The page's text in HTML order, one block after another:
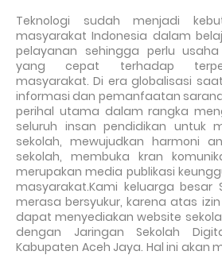
Teknologi sudah menjadi
masyarakat Indonesia dalam
pelayanan sehingga perlu
yang cepat terhadap
masyarakat. Di era globalisasi
informasi dan pemanfaatan
perihal utama dalam rangka
seluruh insan pendidikan untuk
sekolah, mewujudkan harmoni
sekolah, membuka kran
merupakan media publikasi
masyarakat.Kami keluarga besar
merasa bersyukur, karena atas
dapat menyediakan website
dengan Jaringan Sekolah
Kabupaten Aceh Jaya. Hal ini akan